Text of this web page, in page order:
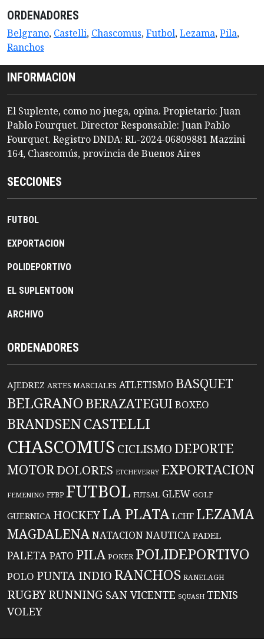
ORDENADORES
Belgrano, Castelli, Chascomus,Futbol,Lezama,Pila,
Ranchos
INFORMACION
El Suplente, como no juega, opina. Propietario: Juan
Pablo Fourquet. Director Responsable: Juan Pablo
Fourquet. Registro DNDA: RL-2024-06809881 Mazzini
164, Chascomús, provincia de Buenos Aires
SECCIONES
FUTBOL
EXPORTACION
POLIDEPORTIVO
EL SUPLENTOON
ARCHIVO
ORDENADORES
AJEDREZ ARTES MARCIALES ATLETISMO BASQUET
BELGRANO BERAZATEGUIBOXEO
BRANDSENCASTELLI
CHASCOMUS CICLISMO DEPORTE
MOTORDOLORES ETCHEVERRY EXPORTACION
FEMENINO FFBP FUTBOL FUTSAL GLEW GOLF
GUERNICA HOCKEYLA PLATA LCHF LEZAMA
MAGDALENANATACIONNAUTICA PADEL
PALETA PATO PILA POKER POLIDEPORTIVO
POLO PUNTA INDIO RANCHOS RANELAGH
RUGBYRUNNING SAN VICENTE SQUASH TENIS
VOLEY